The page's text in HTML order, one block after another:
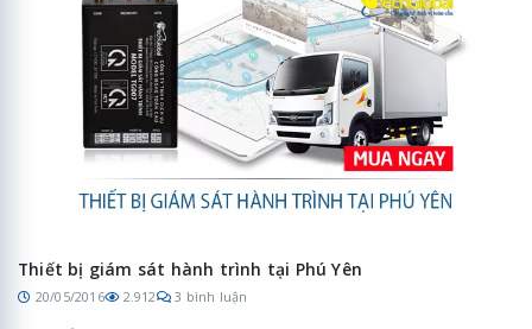
Thiết bị giám sát hành trình tại Phú Yên
20/05/2016 2.912 3 bình luận